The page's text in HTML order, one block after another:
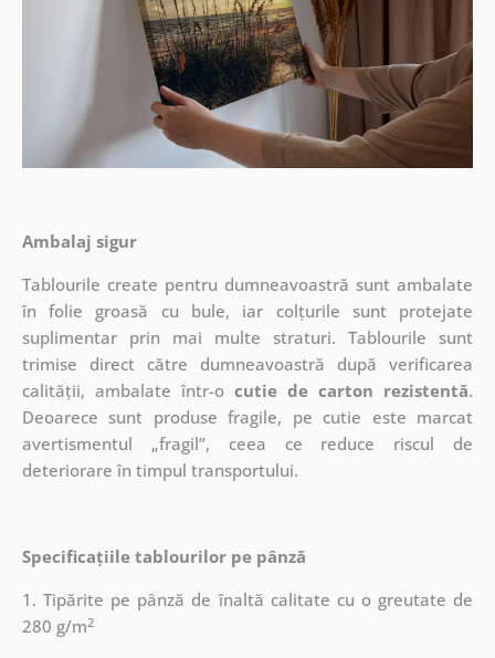
Ambalaj sigur
Tablourile create pentru dumneavoastră sunt ambalate
în folie groasă cu bule, iar colțurile sunt protejate
suplimentar prin mai multe straturi.Tablourile sunt
trimise direct către dumneavoastră după verificarea
calității, ambalate într-o cutie de carton rezistentă.
Deoarece sunt produse fragile, pe cutie este marcat
avertismentul „fragil”, ceea ce reduce riscul de
deteriorare în timpul transportului.
Specificațiile tablourilor pe pânză
1. Tipărite pe pânză de înaltă calitate cu o greutate de
280 g/m2